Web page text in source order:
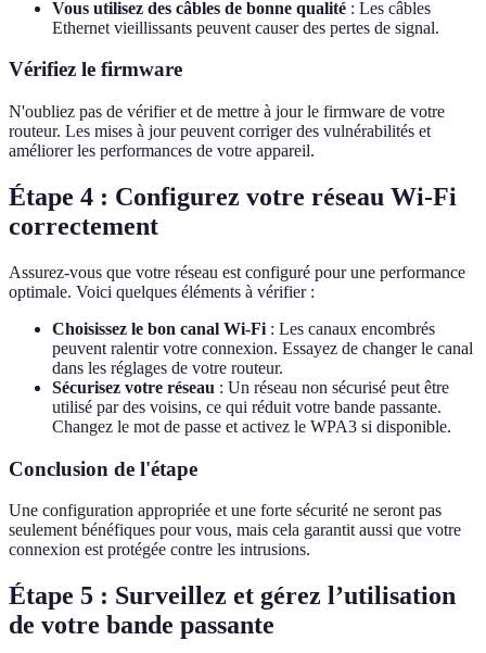
Vous utilisez des câbles de bonne qualité : Les câbles
Ethernet vieillissants peuvent causer des pertes de signal.
Vérifiez le firmware
N'oubliez pas de vérifier et de mettre à jour le firmware de votre
routeur. Les mises à jour peuvent corriger des vulnérabilités et
améliorer les performances de votre appareil.
Étape 4 : Configurez votre réseau Wi-Fi
correctement
Assurez-vous que votre réseau est configuré pour une performance
optimale. Voici quelques éléments à vérifier :
Choisissez le bon canal Wi-Fi : Les canaux encombrés
peuvent ralentir votre connexion. Essayez de changer le canal
dans les réglages de votre routeur.
Sécurisez votre réseau : Un réseau non sécurisé peut être
utilisé par des voisins, ce qui réduit votre bande passante.
Changez le mot de passe et activez le WPA3 si disponible.
Conclusion de l'étape
Une configuration appropriée et une forte sécurité ne seront pas
seulement bénéfiques pour vous, mais cela garantit aussi que votre
connexion est protégée contre les intrusions.
Étape 5 : Surveillez et gérez l’utilisation
de votre bande passante